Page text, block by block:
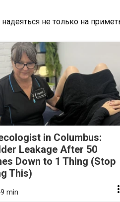
не только на
in Columbus:
Leakage After 50
Down to 1 Thing (Stop
This)
min